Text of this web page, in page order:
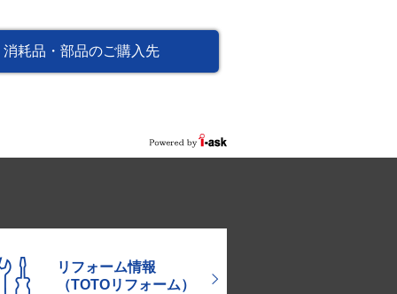
消耗品・部品のご購入先
リフォーム情報
（TOTOリフォーム）